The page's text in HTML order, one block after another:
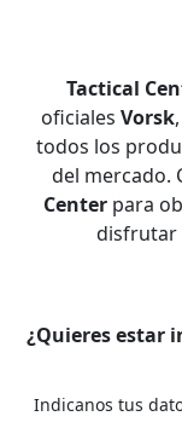
Tactical
oficiales Vorsk
todos los
del mercado.
Center para
disfrutar
¿Quieres estar
Indicanos tus